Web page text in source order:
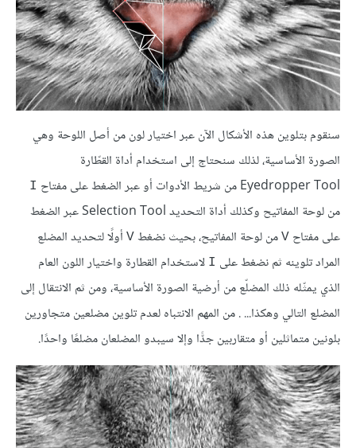
سنقوم بتلوين هذه الأشكال الآن عبر اختيار لون من أصل اللوحة وهي
الصورة الأساسية، لذلك سنحتاج إلى استخدام أداة القطّارة
Eyedropper Tool من شريط الأدوات أو عبر الضغط على مفتاح
I
من لوحة المفاتيح وكذلك أداة التحديد Selection Tool عبر الضغط
على مفتاح V من لوحة المفاتيح، بحيث نضغط V أولًا لتحديد المضلع
المراد تلوينه ثم نضغط على I لاستخدام القطارة واختيار اللون العام
الذي يمثّله ذلك المضلّع من أرضية الصورة الأساسية، ومن ثم الانتقال إلى
المضلع التالي وهكذا... . من المهم الانتباه لعدم تلوين مضلعين متجاورين
بلونين متماثلين أو متقاربين جدًّا وإلا سيبدو المضلعان مضلعًا واحدًا.